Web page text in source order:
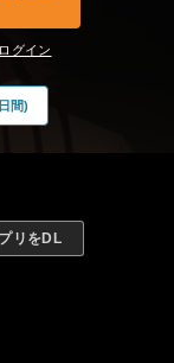
ログイン
間)
リをDL